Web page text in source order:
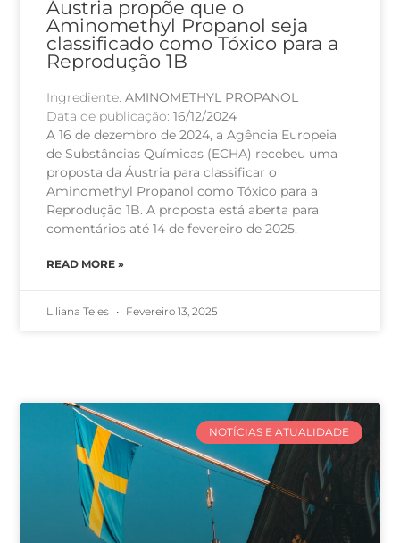
Áustria propõe que o
Aminomethyl Propanol seja
classificado como Tóxico para a
Reprodução 1B
Ingrediente:AMINOMETHYL PROPANOL
Data de publicação:16/12/2024
A 16 de dezembro de 2024, a Agência Europeia
de Substâncias Químicas (ECHA) recebeu uma
proposta da Áustria para classificar o
Aminomethyl Propanol como Tóxico para a
Reprodução 1B. A proposta está aberta para
comentários até 14 de fevereiro de 2025.
READ MORE »
Liliana Teles Fevereiro 13, 2025
NOTÍCIAS E ATUALIDADE